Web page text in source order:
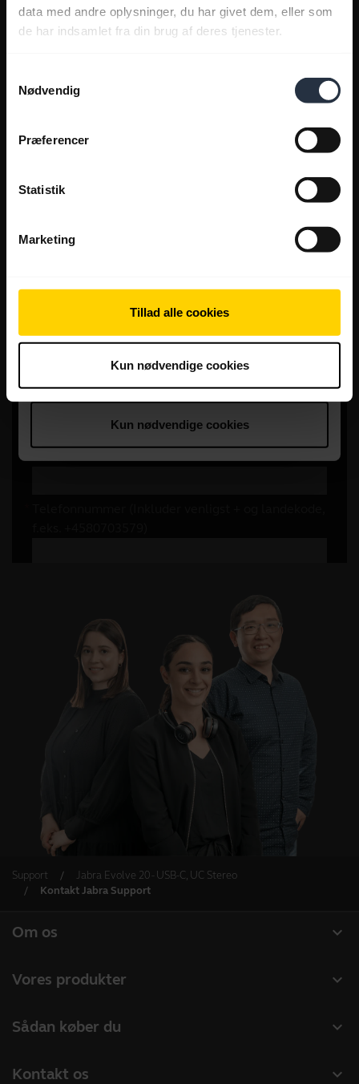
data med andre oplysninger, du har givet dem, eller som
de har indsamlet fra din brug af deres tjenester.
Nødvendig
Præferencer
Statistik
Marketing
Tillad alle cookies
Kun nødvendige cookies
Support
Jabra Evolve 20 - USB-C, UC Stereo
Kontakt Jabra Support
expand_more
Om os
Bæredygtighed
expand_more
Vores produkter
Konferencekameraer
expand_more
Sådan køber du
expand_more
Kontakt os